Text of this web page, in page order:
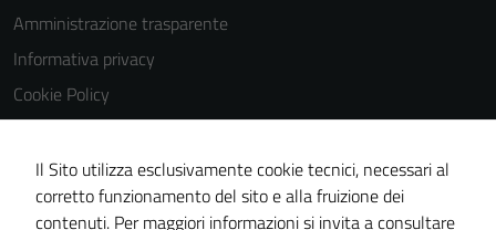
Amministrazione trasparente
Informativa privacy
Cookie Policy
Note legali
Dichiarazione di accessibilità
Obiettivi di accessibilità
Il Sito utilizza esclusivamente cookie tecnici, necessari al
corretto funzionamento del sito e alla fruizione dei
contenuti. Per maggiori informazioni si invita a consultare
non raccolgono
informazioni
personali.